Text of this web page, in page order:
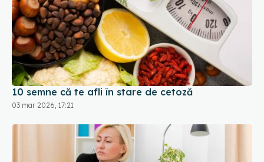
10 semne că te afli în stare de cetoză
03 mar 2026, 17:21